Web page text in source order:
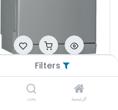
Filters
الرئيسية بحث
47,200.000